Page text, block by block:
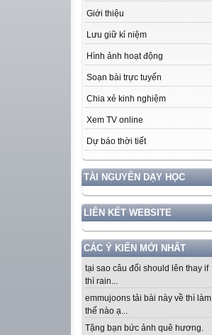
Giới thiệu
Lưu giữ kỉ niệm
Hình ảnh hoạt động
Soạn bài trực tuyến
Chia xẻ kinh nghiệm
Xem TV online
Dự báo thời tiết
TÀI NGUYÊN DẠY HỌC
LIÊN KẾT WEBSITE
CÁC Ý KIẾN MỚI NHẤT
tại sao câu đổi should lên thay if
thì rain...
emmujoons tải bài này về thì làm
thế nào ạ...
Tặng bạn bức ảnh quê hương.